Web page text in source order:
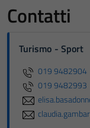
Contatti
Turismo - Sport
019 9482904
019 9482993